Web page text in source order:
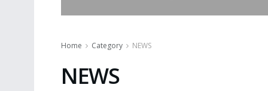
Home Category NEWS
NEWS